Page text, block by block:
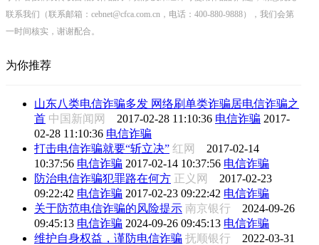
联系我们（联系邮箱：cebnet@cfca.com.cn，电话：400-880-9888），我们会第
一时间核实，谢谢配合。
为你推荐
山东八类电信诈骗多发 网络刷单类诈骗居电信诈骗之
首 中国新闻网 2017-02-28 11:10:36 电信诈骗 2017-
02-28 11:10:36 电信诈骗
打击电信诈骗就要“斩立决” 红网 2017-02-14
10:37:56 电信诈骗 2017-02-14 10:37:56 电信诈骗
防治电信诈骗犯罪路在何方 正义网 2017-02-23
09:22:42 电信诈骗 2017-02-23 09:22:42 电信诈骗
关于防范电信诈骗的风险提示 南京银行 2024-09-26
09:45:13 电信诈骗 2024-09-26 09:45:13 电信诈骗
维护自身权益，谨防电信诈骗 抚顺银行 2022-03-31